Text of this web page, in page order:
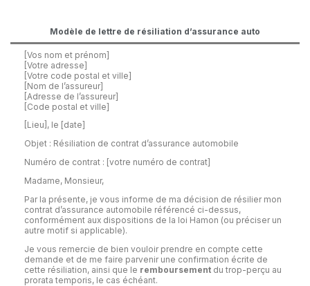
Modèle de lettre de résiliation d’assurance auto
[Vos nom et prénom]
[Votre adresse]
[Votre code postal et ville]
[Nom de l’assureur]
[Adresse de l’assureur]
[Code postal et ville]
[Lieu], le [date]
Objet : Résiliation de contrat d’assurance automobile
Numéro de contrat : [votre numéro de contrat]
Madame, Monsieur,
Par la présente, je vous informe de ma décision de résilier mon
contrat d’assurance automobile référencé ci-dessus,
conformément aux dispositions de la loi Hamon (ou préciser un
autre motif si applicable).
Je vous remercie de bien vouloir prendre en compte cette
demande et de me faire parvenir une confirmation écrite de
cette résiliation, ainsi que le remboursement du trop-perçu au
prorata temporis, le cas échéant.